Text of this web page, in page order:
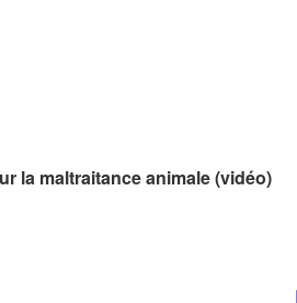
la maltraitance animale (vidéo)